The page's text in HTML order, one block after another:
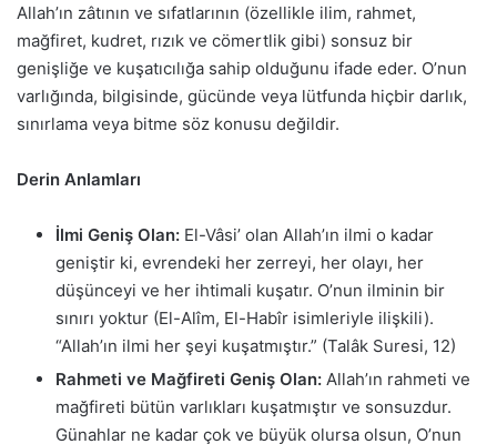
Allah’ın zâtının ve sıfatlarının (özellikle ilim, rahmet,
mağfiret, kudret, rızık ve cömertlik gibi) sonsuz bir
genişliğe ve kuşatıcılığa sahip olduğunu ifade eder. O’nun
varlığında, bilgisinde, gücünde veya lütfunda hiçbir darlık,
sınırlama veya bitme söz konusu değildir.
Derin Anlamları
İlmi Geniş Olan: El-Vâsi’ olan Allah’ın ilmi o kadar
geniştir ki, evrendeki her zerreyi, her olayı, her
düşünceyi ve her ihtimali kuşatır. O’nun ilminin bir
sınırı yoktur (El-Alîm, El-Habîr isimleriyle ilişkili).
“Allah’ın ilmi her şeyi kuşatmıştır.” (Talâk Suresi, 12)
Rahmeti ve Mağfireti Geniş Olan: Allah’ın rahmeti ve
mağfireti bütün varlıkları kuşatmıştır ve sonsuzdur.
Günahlar ne kadar çok ve büyük olursa olsun, O’nun